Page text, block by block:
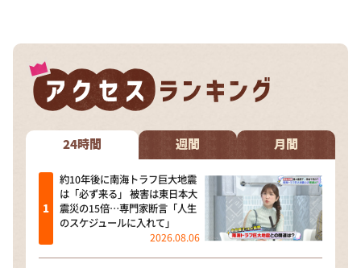
24時間 週間 月間
約10年後に南海トラフ巨大地震
は「必ず来る」 被害は東日本大
震災の15倍…専門家断言「人生
のスケジュールに入れて」
2026.08.06